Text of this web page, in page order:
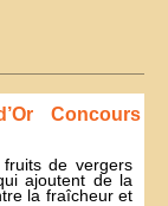
Concours
de vergers
ajoutent de la
la fraîcheur et